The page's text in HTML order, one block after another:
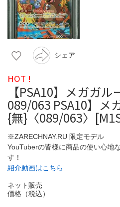
シェア
HOT !
【PSA10】メガガル
089/063 PSA10】メ
{無}〈089/063〉
※ZARECHNAY.RU 限定モデル
YouTuberの皆様に商品の使い心地
す！
紹介動画はこちら
ネット販売
価格（税込）